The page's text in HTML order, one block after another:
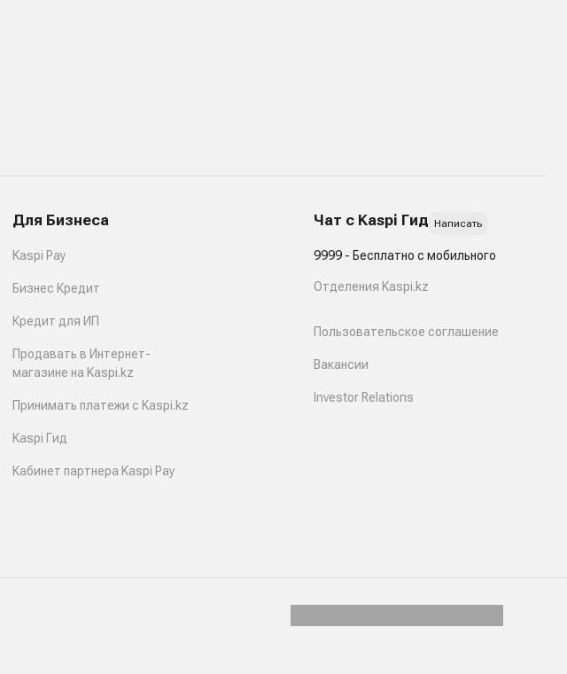
Для Бизнеса
Kaspi Pay
Бизнес Кредит
Кредит для ИП
Продавать в Интернет-
магазине на Kaspi.kz
Принимать платежи с Kaspi.kz
Kaspi Гид
Кабинет партнера Kaspi Pay
Чат с Kaspi Гид Написать
9999 - Бесплатно с мобильного
Отделения Kaspi.kz
Пользовательское соглашение
Вакансии
Investor Relations